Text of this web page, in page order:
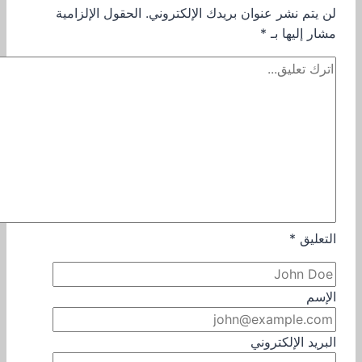
لن يتم نشر عنوان بريدك الإلكتروني. الحقول الإلزامية
مشار إليها بـ *
التعليق *
الإسم
البريد الإلكتروني